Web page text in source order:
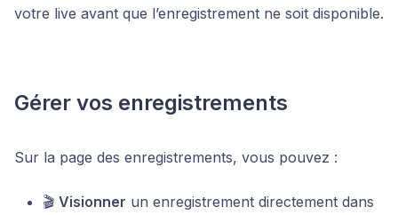
votre live avant que l’enregistrement ne soit disponible.
Gérer vos enregistrements
Sur la page des enregistrements, vous pouvez :
🎬 Visionner un enregistrement directement dans